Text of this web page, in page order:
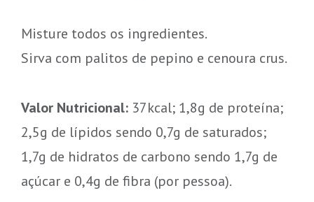
Misture todos os ingredientes.
Sirva com palitos de pepino e cenoura crus.
Valor Nutricional:37kcal; 1,8g de proteína;
2,5g de lípidos sendo 0,7g de saturados;
1,7g de hidratos de carbono sendo 1,7g de
açúcar e 0,4g de fibra (por pessoa).